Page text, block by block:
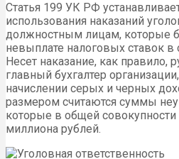
Статья 199 УК РФ
использования наказаний
должностным лицам, которые
невыплате налоговых ставок
Несет наказание, как правило,
главный бухгалтер
начислении серых и черных
размером считаются суммы
которые в общей
миллиона рублей.